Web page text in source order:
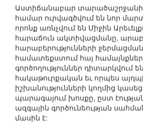
Աստիճանաբար տարածաշրջանի
համար ուրվագծվում են նոր
որոնք առնչվում են Միջին
հարաճուն ակտիվացմանը,
հարաբերությունների
համատեքստում հայ
գործողություններ դիտարկվում
հակաթուրքական եւ որպես
իշխանությունների կողմից
պարագայում խոսքը, ըստ
ազգային գործունեության
մասին է: